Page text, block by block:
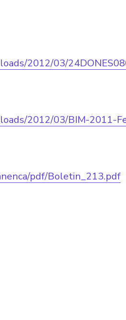
2012/03/
2012/03/BIM-2011-
pdf/Boletin_213.pdf